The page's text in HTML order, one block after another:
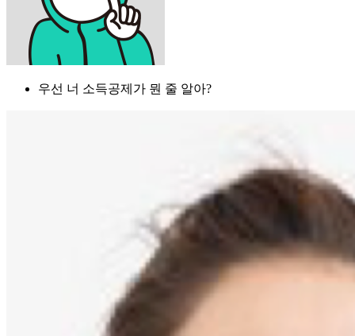
우선 너 소득공제가 뭔 줄 알아?